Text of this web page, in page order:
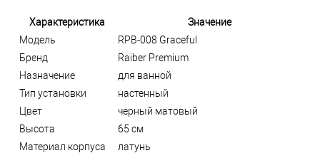
Характеристика
Значение
Модель
RPB-008 Graceful
Бренд
Raiber Premium
Назначение
для ванной
Тип установки
настенный
Цвет
черный матовый
Высота
65 см
Материал корпуса
латунь